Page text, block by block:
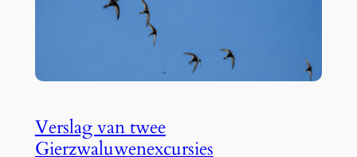
Verslag van twee
Gierzwaluwenexcursies